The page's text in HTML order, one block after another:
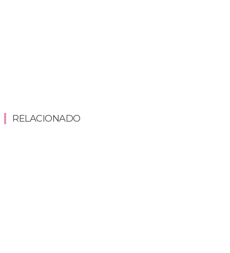
RELACIONADO